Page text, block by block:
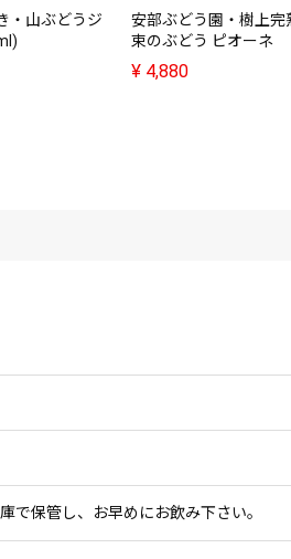
・山ぶどうジ
安部ぶどう園・樹上完
束のぶどう ピオーネ
¥ 4,880
で保管し、お早めにお飲み下さい。